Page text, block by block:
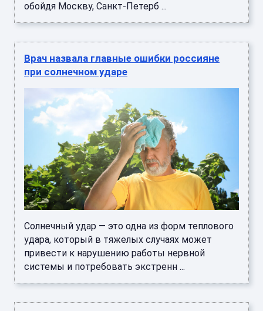
обойдя Москву, Санкт-Петерб ...
Врач назвала главные ошибки россияне
при солнечном ударе
Солнечный удар — это одна из форм теплового
удара, который в тяжелых случаях может
привести к нарушению работы нервной
системы и потребовать экстренн ...